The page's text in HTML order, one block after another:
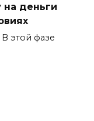
на деньги
этой фазе